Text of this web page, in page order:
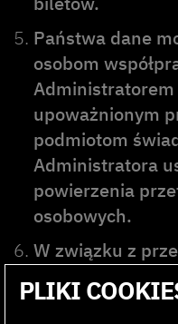
Państwa dane
osobom
upoważnionym
podmiotom
Administratora
powierzenia
osobowych.
W związku z
przysługuje
PLIKI